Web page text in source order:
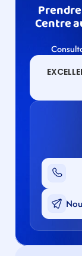
Centre